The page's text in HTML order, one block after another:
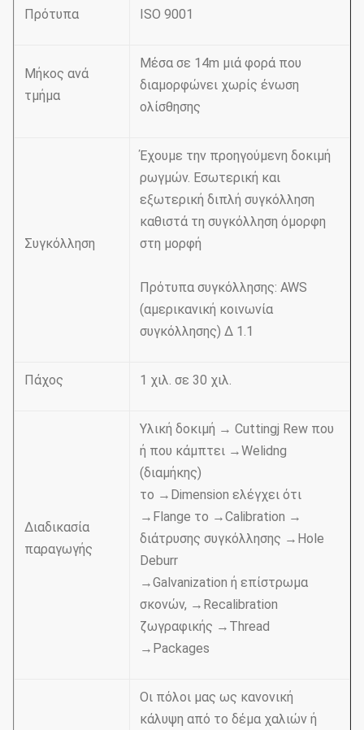
Πρότυπα ISO 9001
Μήκος ανά
τμήμα
Μέσα σε 14m μιά φορά που
διαμορφώνει χωρίς ένωση
ολίσθησης
Συγκόλληση
Έχουμε την προηγούμενη δοκιμή
ρωγμών. Εσωτερική και
εξωτερική διπλή συγκόλληση
καθιστά τη συγκόλληση όμορφη
στη μορφή
Πρότυπα συγκόλλησης: AWS
(αμερικανική κοινωνία
συγκόλλησης) Δ 1.1
Πάχος 1 χιλ. σε 30 χιλ.
Διαδικασία
παραγωγής
Υλική δοκιμή → Cuttingj Rew που
ή που κάμπτει →Welidng
(διαμήκης)
το →Dimension ελέγχει ότι
→Flange το →Calibration →
διάτρυσης συγκόλλησης →Hole
Deburr
→Galvanization ή επίστρωμα
σκονών, →Recalibration
ζωγραφικής →Thread
→Packages
Οι πόλοι μας ως κανονική
κάλυψη από το δέμα χαλιών ή